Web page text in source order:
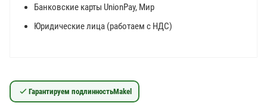
Банковские карты UnionPay, Мир
Юридические лица (работаем с НДС)
Гарантируем подлинностьMakel